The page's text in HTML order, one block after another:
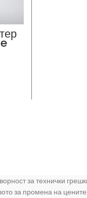
за технички
за промена на